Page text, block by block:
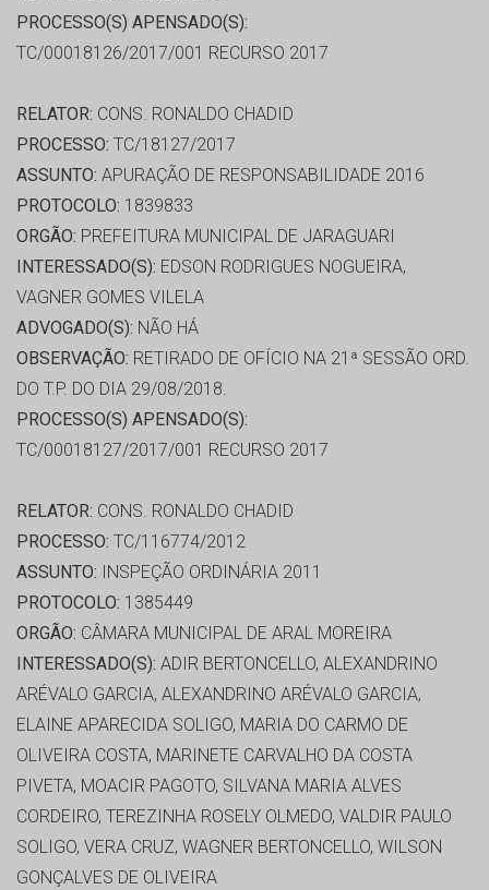
PROCESSO(S) APENSADO(S):
TC/00018126/2017/001 RECURSO 2017
RELATOR: CONS. RONALDO CHADID
PROCESSO: TC/18127/2017
ASSUNTO: APURAÇÃO DE RESPONSABILIDADE 2016
PROTOCOLO: 1839833
ORGÃO: PREFEITURA MUNICIPAL DE JARAGUARI
INTERESSADO(S): EDSON RODRIGUES NOGUEIRA,
VAGNER GOMES VILELA
ADVOGADO(S): NÃO HÁ
OBSERVAÇÃO: RETIRADO DE OFÍCIO NA 21ª SESSÃO ORD.
DO T.P. DO DIA 29/08/2018.
PROCESSO(S) APENSADO(S):
TC/00018127/2017/001 RECURSO 2017
RELATOR: CONS. RONALDO CHADID
PROCESSO: TC/116774/2012
ASSUNTO: INSPEÇÃO ORDINÁRIA 2011
PROTOCOLO: 1385449
ORGÃO: CÂMARA MUNICIPAL DE ARAL MOREIRA
INTERESSADO(S): ADIR BERTONCELLO, ALEXANDRINO
ARÉVALO GARCIA, ALEXANDRINO ARÉVALO GARCIA,
ELAINE APARECIDA SOLIGO, MARIA DO CARMO DE
OLIVEIRA COSTA, MARINETE CARVALHO DA COSTA
PIVETA, MOACIR PAGOTO, SILVANA MARIA ALVES
CORDEIRO, TEREZINHA ROSELY OLMEDO, VALDIR PAULO
SOLIGO, VERA CRUZ, WAGNER BERTONCELLO, WILSON
GONÇALVES DE OLIVEIRA